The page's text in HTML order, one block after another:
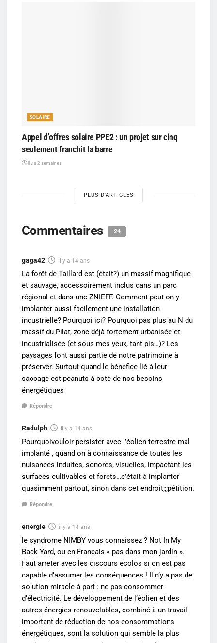
SOLAIRE
Appel d’offres solaire PPE2 : un projet sur cinq
seulement franchit la barre
il y a 2 semaines
PLUS D'ARTICLES
Commentaires 24
gaga42 il y a 14 ans
La forêt de Taillard est (était?) un massif magnifique
et sauvage, accessoirement inclus dans un parc
régional et dans une ZNIEFF. Comment peut-on y
implanter aussi facilement une installation
industrielle? Pourquoi ici? Pourquoi pas plus au N du
massif du Pilat, zone déjà fortement urbanisée et
industrialisée (et sous mes yeux, tant pis…)? Les
paysages font aussi partie de notre patrimoine à
préserver. Surtout quand le bénéfice lié à leur
saccage est peanuts à coté de nos besoins
énergétiques
Répondre
Radulph il y a 14 ans
Pourquoivouloir persister avec l’éolien terrestre mal
implanté , quand on à connaissance de toutes les
nuisances induites, sonores, visuelles, impactant les
surfaces cultivables et forèts…c’était à implanter
quasimment partout, sinon dans cet endroit;;;pétition.
Répondre
energie il y a 14 ans
le syndrome NIMBY vous connaissez ? Not In My
Back Yard, ou en Français « pas dans mon jardin ».
Faut arreter avec les discours écolos si on est pas
capable d’assumer les conséquences ! Il n’y a pas de
solution miracle à part : ne pas consommer
d’électricité. Le développement de l’éolien et des
autres énergies renouvelables, combiné à un travail
important de réduction de nos consommations
énergétiques, sont la solution qui semble la plus